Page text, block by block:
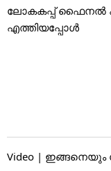
ലോകകപ്പ് ഫൈനൽ
എത്തിയപ്പോൾ
Video | ഇങ്ങനെയും